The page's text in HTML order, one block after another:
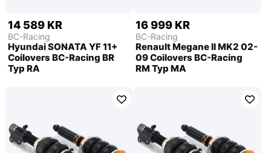
14 589 KR
BC-Racing
Hyundai SONATA YF 11+
Coilovers BC-Racing BR
Typ RA
16 999 KR
BC-Racing
Renault Megane II MK2 02-
09 Coilovers BC-Racing
RM Typ MA